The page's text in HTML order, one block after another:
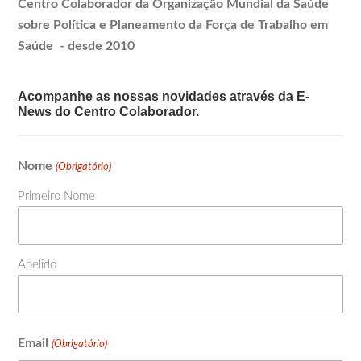
Centro Colaborador da Organização Mundial da Saúde
sobre Política e Planeamentoda Força de Trabalho em
Saúde - desde 2010
Acompanhe as nossas novidades através da E-
News do Centro Colaborador.
Nome (Obrigatório)
Primeiro Nome
Apelido
Email (Obrigatório)